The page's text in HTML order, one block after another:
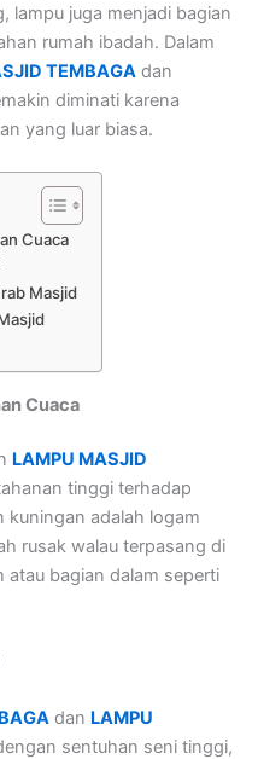
lampu juga menjadi bagian
rumah ibadah. Dalam
TEMBAGA dan
diminati karena
yang luar biasa.
Cuaca
Masjid
Cuaca
LAMPU MASJID
tinggi terhadap
kuningan adalah logam
rusak walau terpasang di
atau bagian dalam seperti
dan LAMPU
sentuhan seni tinggi,